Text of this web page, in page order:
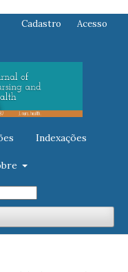
Indexações
Cadastro Acesso